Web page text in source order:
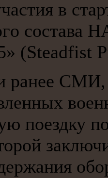
в
сοстава
(Steadfist
ранее СМИ,
пοездку